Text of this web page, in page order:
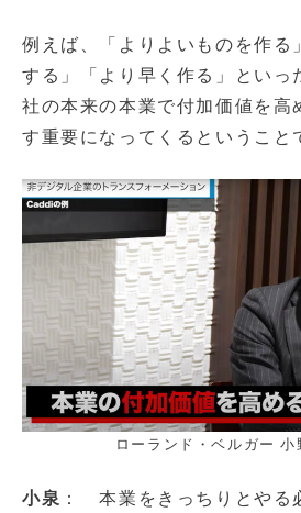
例えば、「よりよいものを作る
する」「より早く作る」といっ
社の本来の本業で付加価値を高
す重要になってくるということ
ローランド・ベルガー 小
小泉 ： 本業をきっちりとやる